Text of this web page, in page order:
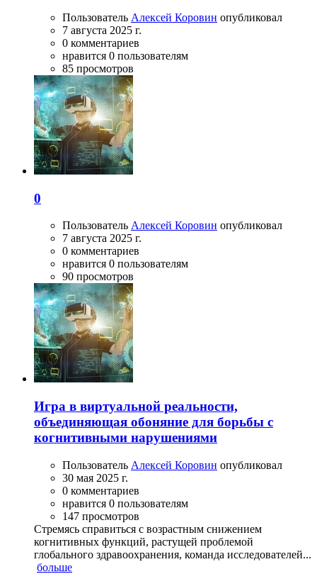
Пользователь Алексей Коровин опубликовал
7 августа 2025 г.
0 комментариев
нравится 0 пользователям
85 просмотров
0
Пользователь Алексей Коровин опубликовал
7 августа 2025 г.
0 комментариев
нравится 0 пользователям
90 просмотров
Игра в виртуальной реальности,
объединяющая обоняние для борьбы с
когнитивными нарушениями
Пользователь Алексей Коровин опубликовал
30 мая 2025 г.
0 комментариев
нравится 0 пользователям
147 просмотров
Стремясь справиться с возрастным снижением
когнитивных функций, растущей проблемой
глобального здравоохранения, команда исследователей...
больше